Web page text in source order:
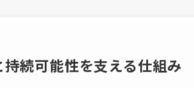
続可能性を支える仕組み